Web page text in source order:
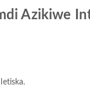
Azikiwe